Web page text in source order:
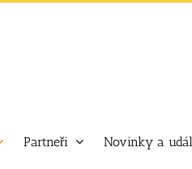
Partneři Novinky a